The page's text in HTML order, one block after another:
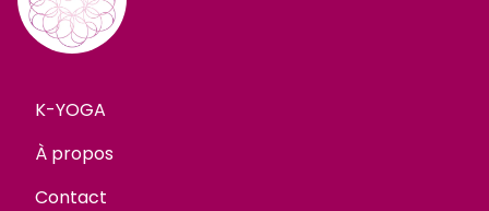
K-YOGA
À propos
Contact